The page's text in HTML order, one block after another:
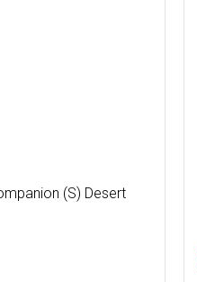
(S) Desert